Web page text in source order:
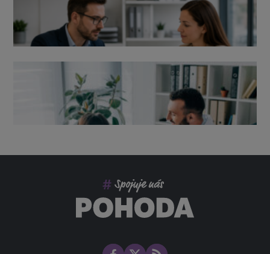
Výpověď ze zdravotních důvodů 2026 – průvodce pro
zaměstnavatele